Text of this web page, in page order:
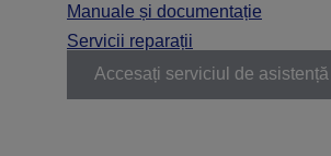
Manuale și documentație
Servicii reparații
Accesați serviciul de asistență